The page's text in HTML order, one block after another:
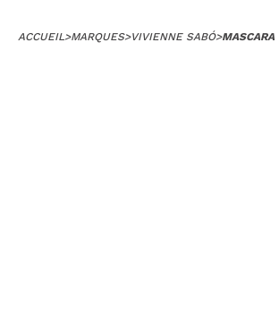
ACCUEIL>MARQUES>VIVIENNE SABÓ>MASCARA